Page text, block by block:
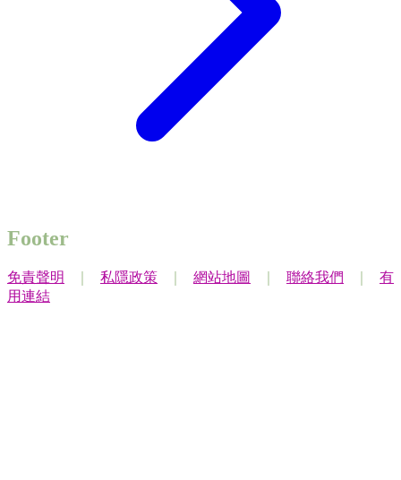
Footer
免責聲明 私隱政策 網站地圖 聯絡我們
有
用連結